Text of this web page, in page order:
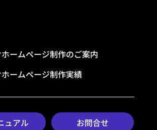
ームページ制作のご案内
ームページ制作実績
ュアル お問合せ